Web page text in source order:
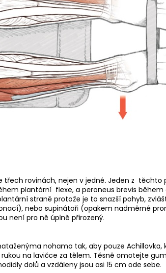
třech rovinách, nejen v jedné. Jeden z těchto
plantární flexe, a peroneus brevis během
straně protože je to snazší pohyb,
nebo supinátoři (opakem nadměrné
není pro ně úplně přirozený.
nohama tak, aby pouze Achillovka,
na lavičce za tělem. Těsně omotejte
dolů a vzdáleny jsou asi 15 cm ode sebe.
BĚŽECKÁ OBUV JOMA R.6000 2502
2 299 Kč
Původně:3 769 Kč